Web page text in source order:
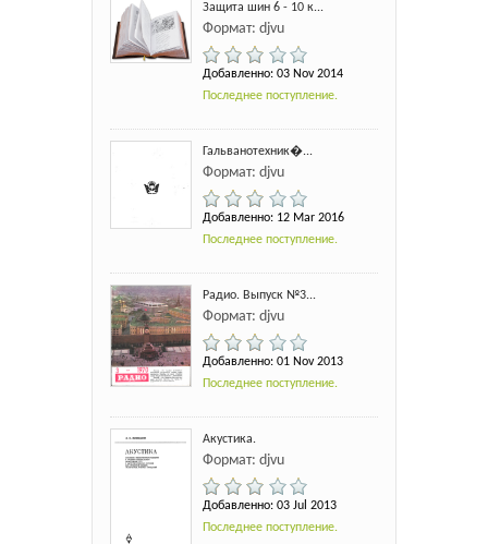
Защита шин 6 - 10 к...
Формат: djvu
Добавленно: 03 Nov 2014
Последнее поступление.
Гальванотехник�...
Формат: djvu
Добавленно: 12 Mar 2016
Последнее поступление.
Радио. Выпуск №3...
Формат: djvu
Добавленно: 01 Nov 2013
Последнее поступление.
Акустика.
Формат: djvu
Добавленно: 03 Jul 2013
Последнее поступление.